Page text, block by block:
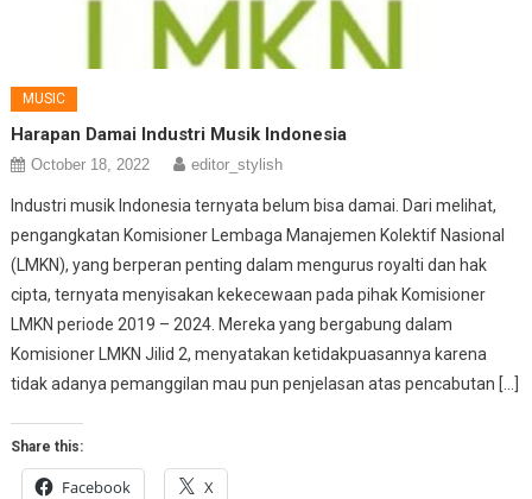
MUSIC
Harapan Damai Industri Musik Indonesia
October 18, 2022 editor_stylish
Industri musik Indonesia ternyata belum bisa damai. Dari melihat,
pengangkatan Komisioner Lembaga Manajemen Kolektif Nasional
(LMKN), yang berperan penting dalam mengurus royalti dan hak
cipta, ternyata menyisakan kekecewaan pada pihak Komisioner
LMKN periode 2019 – 2024. Mereka yang bergabung dalam
Komisioner LMKN Jilid 2, menyatakan ketidakpuasannya karena
tidak adanya pemanggilan mau pun penjelasan atas pencabutan […]
Share this:
Facebook X